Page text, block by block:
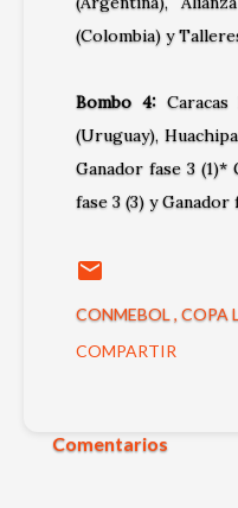
(Colombia) y
Bombo 4:Caracas
(Uruguay),
Ganador fase 3 (1)*
fase 3 (3) y Ganador
CONMEBOL COPA
COMPARTIR
Comentarios